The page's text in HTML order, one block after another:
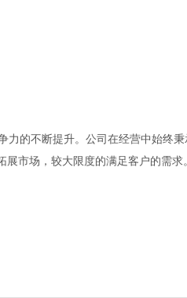
的不断提升。公司在经营中始终秉
市场，较大限度的满足客户的需